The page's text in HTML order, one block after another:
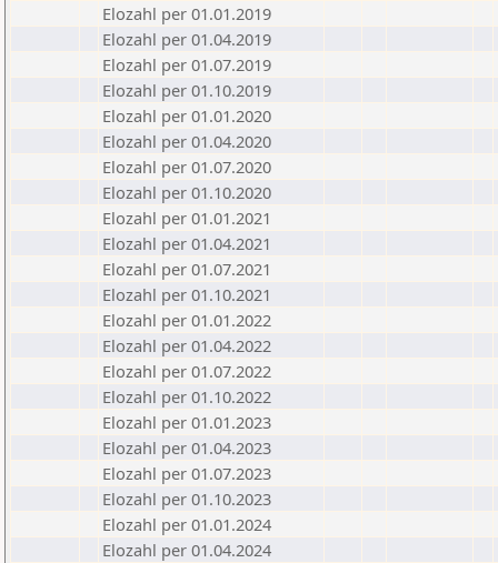
Elozahl per 01.01.2019
Elozahl per 01.04.2019
Elozahl per 01.07.2019
Elozahl per 01.10.2019
Elozahl per 01.01.2020
Elozahl per 01.04.2020
Elozahl per 01.07.2020
Elozahl per 01.10.2020
Elozahl per 01.01.2021
Elozahl per 01.04.2021
Elozahl per 01.07.2021
Elozahl per 01.10.2021
Elozahl per 01.01.2022
Elozahl per 01.04.2022
Elozahl per 01.07.2022
Elozahl per 01.10.2022
Elozahl per 01.01.2023
Elozahl per 01.04.2023
Elozahl per 01.07.2023
Elozahl per 01.10.2023
Elozahl per 01.01.2024
Elozahl per 01.04.2024